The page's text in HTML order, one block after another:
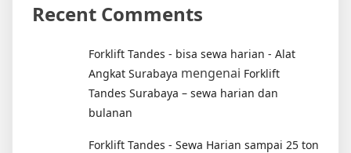
Recent Comments
Forklift Tandes - bisa sewa harian - Alat
Angkat Surabaya mengenai Forklift
Tandes Surabaya – sewa harian dan
bulanan
Forklift Tandes - Sewa Harian sampai 25 ton